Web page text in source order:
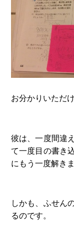
お分かりいただ
彼は、一度間違
て一度目の書き
にもう一度解きま
しかも、ふせん
るのです。